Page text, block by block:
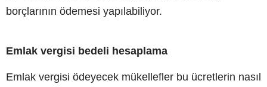
borçlarının ödemesi yapılabiliyor.
Emlak vergisi bedeli hesaplama
Emlak vergisi ödeyecek mükellefler bu ücretlerin nasıl